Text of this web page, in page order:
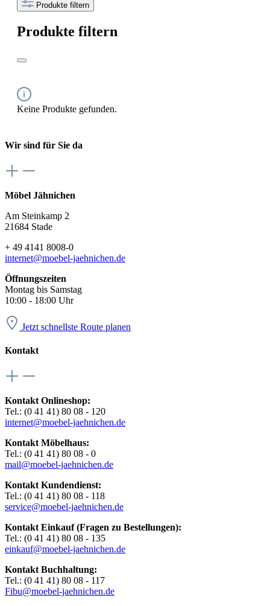
Produkte filtern
Produkte filtern
Keine Produkte gefunden.
Wir sind für Sie da
Möbel Jähnichen
Am Steinkamp 2
21684 Stade
+ 49 4141 8008-0
internet@moebel-jaehnichen.de
Öffnungszeiten
Montag bis Samstag
10:00 - 18:00 Uhr
Jetzt schnellste Route planen
Kontakt
Kontakt Onlineshop:
Tel.: (0 41 41) 80 08 - 120
internet@moebel-jaehnichen.de
Kontakt Möbelhaus:
Tel.: (0 41 41) 80 08 - 0
mail@moebel-jaehnichen.de
Kontakt Kundendienst:
Tel.: (0 41 41) 80 08 - 118
service@moebel-jaehnichen.de
Kontakt Einkauf (Fragen zu Bestellungen):
Tel.: (0 41 41) 80 08 - 135
einkauf@moebel-jaehnichen.de
Kontakt Buchhaltung:
Tel.: (0 41 41) 80 08 - 117
Fibu@moebel-jaehnichen.de